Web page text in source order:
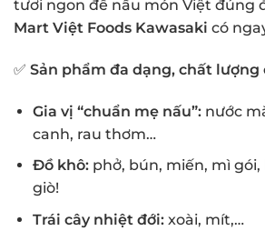
tươi ngon để nấu món Việt đúng
Mart Việt Foods Kawasaki có
✅ Sản phẩm đa dạng, chất lượng
Gia vị “chuẩn mẹ nấu”:nước
canh, rau thơm…
Đồ khô:phở, bún, miến, mì gói,
giò!
Trái cây nhiệt đới:xoài, mít,…